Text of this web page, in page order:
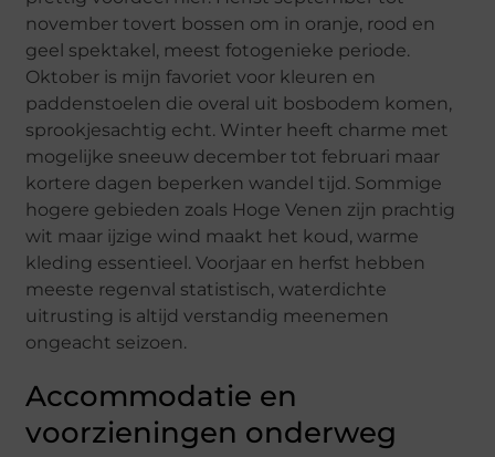
november tovert bossen om in oranje, rood en
geel spektakel, meest fotogenieke periode.
Oktober is mijn favoriet voor kleuren en
paddenstoelen die overal uit bosbodem komen,
sprookjesachtig echt. Winter heeft charme met
mogelijke sneeuw december tot februari maar
kortere dagen beperken wandel tijd. Sommige
hogere gebieden zoals Hoge Venen zijn prachtig
wit maar ijzige wind maakt het koud, warme
kleding essentieel. Voorjaar en herfst hebben
meeste regenval statistisch, waterdichte
uitrusting is altijd verstandig meenemen
ongeacht seizoen.
Accommodatie en
voorzieningen onderweg